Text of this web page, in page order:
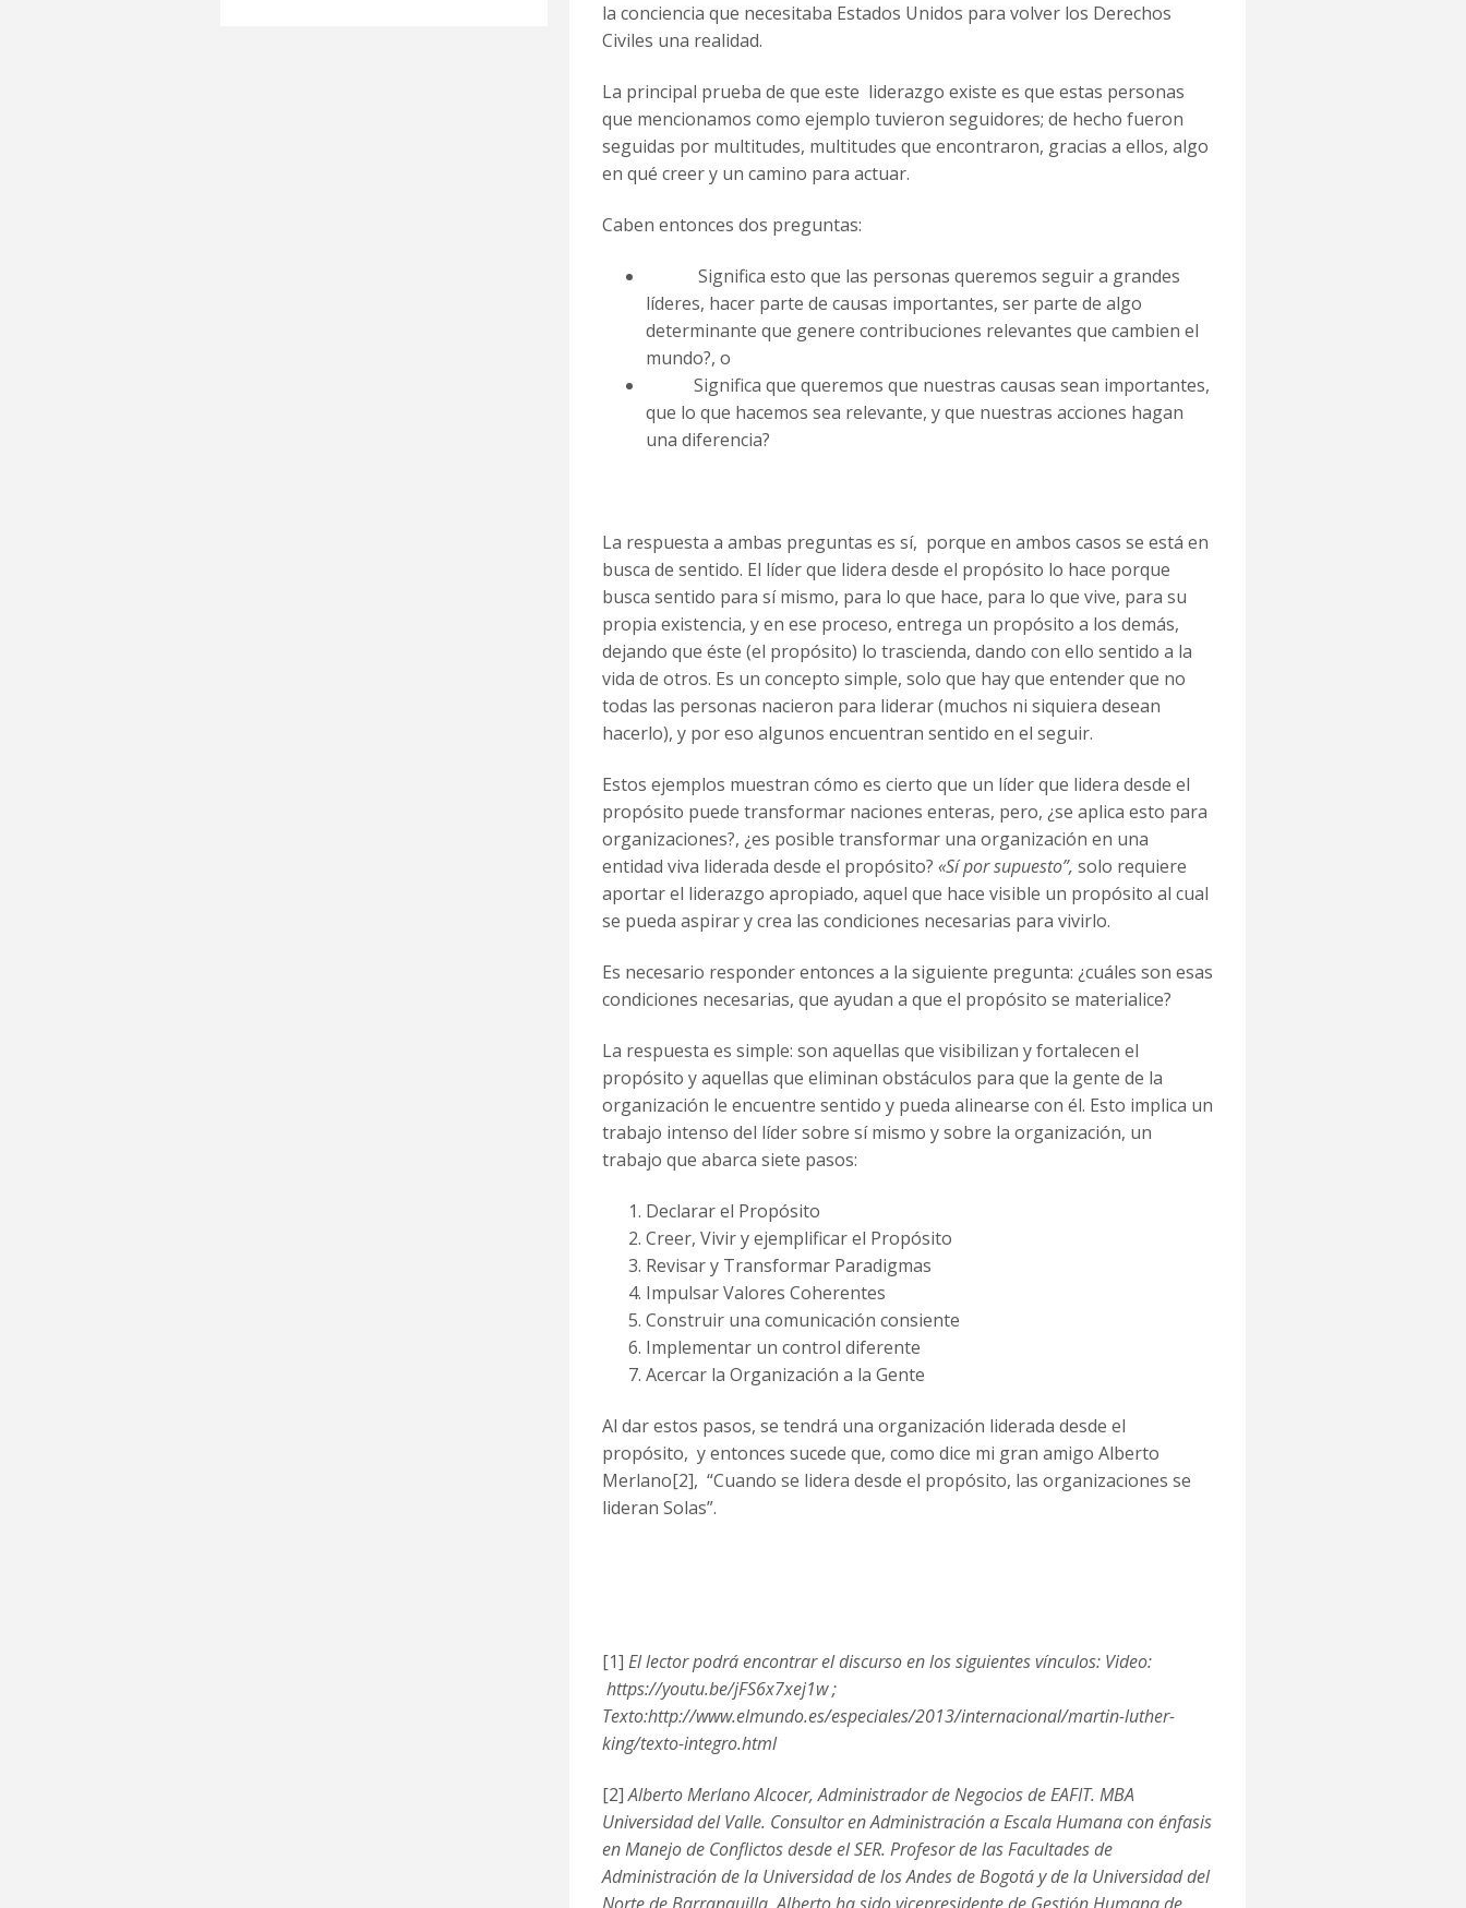
la conciencia que necesitaba Estados Unidos para volver los Derechos
Civiles una realidad.
La principal prueba de que este liderazgo existe es que estas personas
que mencionamos como ejemplo tuvieron seguidores; de hecho fueron
seguidas por multitudes, multitudes que encontraron, gracias a ellos, algo
en qué creer y un camino para actuar.
Caben entonces dos preguntas:
Significa esto que las personas queremos seguir a grandes
líderes, hacer parte de causas importantes, ser parte de algo
determinante que genere contribuciones relevantes que cambien el
mundo?, o
Significa que queremos que nuestras causas sean importantes,
que lo que hacemos sea relevante, y que nuestras acciones hagan
una diferencia?
La respuesta a ambas preguntas es sí, porque en ambos casos se está en
busca de sentido. El líder que lidera desde el propósito lo hace porque
busca sentido para sí mismo, para lo que hace, para lo que vive, para su
propia existencia, y en ese proceso, entrega un propósito a los demás,
dejando que éste (el propósito) lo trascienda, dando con ello sentido a la
vida de otros. Es un concepto simple, solo que hay que entender que no
todas las personas nacieron para liderar (muchos ni siquiera desean
hacerlo), y por eso algunos encuentran sentido en el seguir.
Estos ejemplos muestran cómo es cierto que un líder que lidera desde el
propósito puede transformar naciones enteras, pero, ¿se aplica esto para
organizaciones?, ¿es posible transformar una organización en una
entidad viva liderada desde el propósito? «Sí por supuesto”, solo requiere
aportar el liderazgo apropiado, aquel que hace visible un propósito al cual
se pueda aspirar y crea las condiciones necesarias para vivirlo.
Es necesario responder entonces a la siguiente pregunta: ¿cuáles son esas
condiciones necesarias, que ayudan a que el propósito se materialice?
La respuesta es simple: son aquellas que visibilizan y fortalecen el
propósito y aquellas que eliminan obstáculos para que la gente de la
organización le encuentre sentido y pueda alinearse con él. Esto implica un
trabajo intenso del líder sobre sí mismo y sobre la organización, un
trabajo que abarca siete pasos:
Declarar el Propósito
Creer, Vivir y ejemplificar el Propósito
Revisar y Transformar Paradigmas
Impulsar Valores Coherentes
Construir una comunicación consiente
Implementar un control diferente
Acercar la Organización a la Gente
Al dar estos pasos, se tendrá una organización liderada desde el
propósito, y entonces sucede que, como dice mi gran amigo Alberto
Merlano[2], “Cuando se lidera desde el propósito, las organizaciones se
lideran Solas”.
[1] El lector podrá encontrar el discurso en los siguientes vínculos: Video:
https://youtu.be/jFS6x7xej1w;
Texto:http://www.elmundo.es/especiales/2013/internacional/martin-luther-
king/texto-integro.html
[2]Alberto Merlano Alcocer, Administrador de Negocios de EAFIT. MBA
Universidad del Valle. Consultor en Administración a Escala Humana con énfasis
en Manejo de Conflictos desde el SER. Profesor de las Facultades de
Administración de la Universidad de los Andes de Bogotá y de la Universidad del